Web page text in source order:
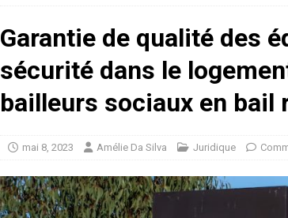
Garantie de qualité des
sécurité dans le
bailleurs sociaux en bail
mai 8, 2023 Amélie Da Silva Juridique